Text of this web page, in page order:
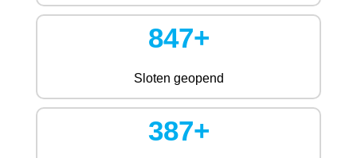
847+
Sloten geopend
387+